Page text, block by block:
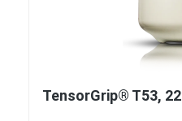
TensorGrip® T53, 22 l